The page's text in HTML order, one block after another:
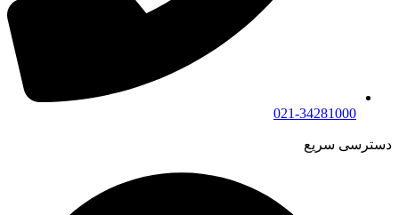
021-34281000
دسترسی سریع